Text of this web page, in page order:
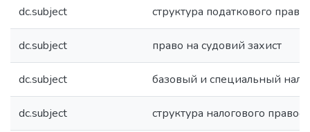
dc.subject структура податкового
dc.subject право на судовий захист
dc.subject базовый и специальный
dc.subject структура налогового